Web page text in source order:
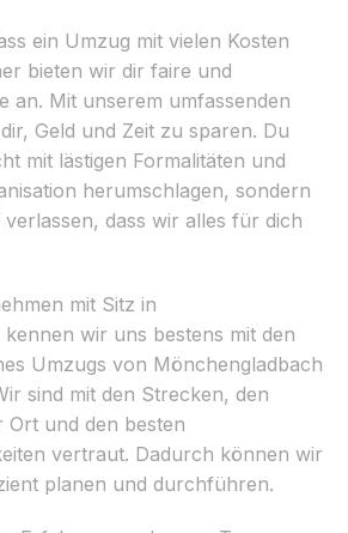
ein Umzug mit vielen Kosten
bieten wir dir faire und
an. Mit unserem umfassenden
Geld und Zeit zu sparen. Du
mit lästigen Formalitäten und
herumschlagen, sondern
dass wir alles für dich
mit Sitz in
wir uns bestens mit den
Umzugs von Mönchengladbach
sind mit den Strecken, den
Ort und den besten
vertraut. Dadurch können wir
planen und durchführen.